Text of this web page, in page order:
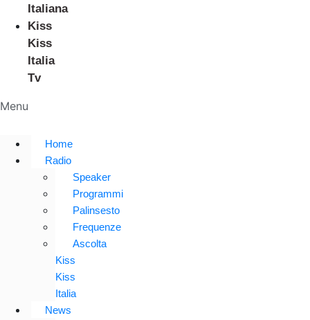
Italiana
Kiss
Kiss
Italia
Tv
Menu
Home
Radio
Speaker
Programmi
Palinsesto
Frequenze
Ascolta
Kiss
Kiss
Italia
News